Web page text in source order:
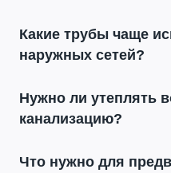
Какие трубы чаще
наружных сетей?
Нужно ли утеплять
канализацию?
Что нужно для